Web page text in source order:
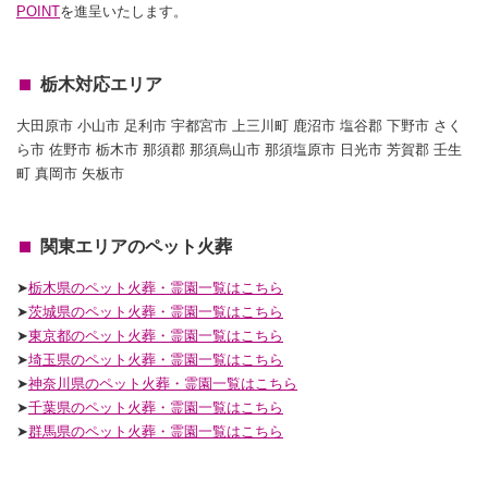
POINTを進呈いたします。
栃木対応エリア
大田原市 小山市 足利市 宇都宮市 上三川町 鹿沼市 塩谷郡 下野市 さく
ら市 佐野市 栃木市 那須郡 那須烏山市 那須塩原市 日光市 芳賀郡 壬生
町 真岡市 矢板市
関東エリアのペット火葬
➤栃木県のペット火葬・霊園一覧はこちら
➤茨城県のペット火葬・霊園一覧はこちら
➤東京都のペット火葬・霊園一覧はこちら
➤埼玉県のペット火葬・霊園一覧はこちら
➤神奈川県のペット火葬・霊園一覧はこちら
➤千葉県のペット火葬・霊園一覧はこちら
➤群馬県のペット火葬・霊園一覧はこちら